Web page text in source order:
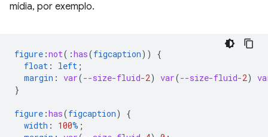
mídia, por exemplo.
figure :not( :has(figcaption))
{
float : left ;
margin : var(--size-fluid-2) var(--size-fluid-2)
}
figure :has(figcaption)
{
width : 100% ;